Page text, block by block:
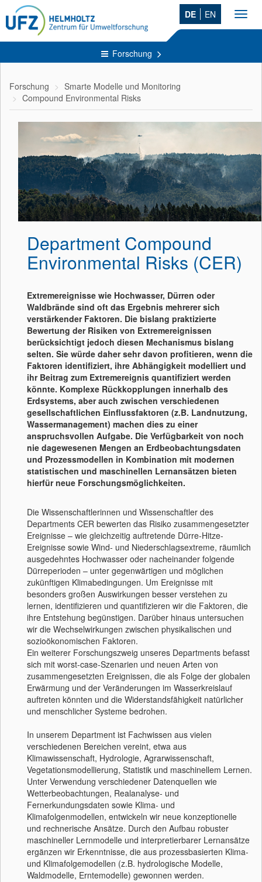
DE EN
Forschung
Forschung
Smarte Modelle und Monitoring
Compound Environmental Risks
Department Compound
Environmental Risks (CER)
Extremereignisse wie Hochwasser, Dürren oder
Waldbrände sind oft das Ergebnis mehrerer sich
verstärkender Faktoren. Die bislang praktizierte
Bewertung der Risiken von Extremereignissen
berücksichtigt jedoch diesen Mechanismus bislang
selten. Sie würde daher sehr davon profitieren, wenn die
Faktoren identifiziert, ihre Abhängigkeit modelliert und
ihr Beitrag zum Extremereignis quantifiziert werden
könnte. Komplexe Rückkopplungen innerhalb des
Erdsystems, aber auch zwischen verschiedenen
gesellschaftlichen Einflussfaktoren (z.B. Landnutzung,
Wassermanagement) machen dies zu einer
anspruchsvollen Aufgabe. Die Verfügbarkeit von noch
nie dagewesenen Mengen an Erdbeobachtungsdaten
und Prozessmodellen in Kombination mit modernen
statistischen und maschinellen Lernansätzen bieten
hierfür neue Forschungsmöglichkeiten.
Die Wissenschaftlerinnen und Wissenschaftler des
Departments CER bewerten das Risiko zusammengesetzter
Ereignisse – wie gleichzeitig auftretende Dürre-Hitze-
Ereignisse sowie Wind- und Niederschlagsextreme, räumlich
ausgedehntes Hochwasser oder nacheinander folgende
Dürreperioden – unter gegenwärtigen und möglichen
zukünftigen Klimabedingungen. Um Ereignisse mit
besonders großen Auswirkungen besser verstehen zu
lernen, identifizieren und quantifizieren wir die Faktoren, die
ihre Entstehung begünstigen. Darüber hinaus untersuchen
wir die Wechselwirkungen zwischen physikalischen und
sozioökonomischen Faktoren.
Ein weiterer Forschungszweig unseres Departments befasst
sich mit worst-case-Szenarien und neuen Arten von
zusammengesetzten Ereignissen, die als Folge der globalen
Erwärmung und der Veränderungen im Wasserkreislauf
auftreten könnten und die Widerstandsfähigkeit natürlicher
und menschlicher Systeme bedrohen.
In unserem Department ist Fachwissen aus vielen
verschiedenen Bereichen vereint, etwa aus
Klimawissenschaft, Hydrologie, Agrarwissenschaft,
Vegetationsmodellierung, Statistik und maschinellem Lernen.
Unter Verwendung verschiedener Datenquellen wie
Wetterbeobachtungen, Realanalyse- und
Fernerkundungsdaten sowie Klima- und
Klimafolgenmodellen, entwickeln wir neue konzeptionelle
und rechnerische Ansätze. Durch den Aufbau robuster
maschineller Lernmodelle und interpretierbarer Lernansätze
ergänzen wir Erkenntnisse, die aus prozessbasierten Klima-
und Klimafolgemodellen (z.B. hydrologische Modelle,
Waldmodelle, Erntemodelle) gewonnen werden.